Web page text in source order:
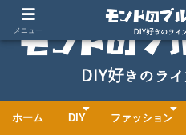
ホーム DIY ファッション
メニュー